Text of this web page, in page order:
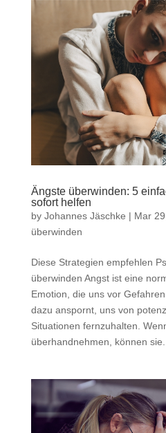
Ängste überwinden: 5
sofort helfen
by Johannes Jäschke | Mar
überwinden
Diese Strategien empfehlen
überwinden Angst ist eine
Emotion, die uns vor
dazu anspornt, uns von
Situationen fernzuhalten.
überhandnehmen, können sie...